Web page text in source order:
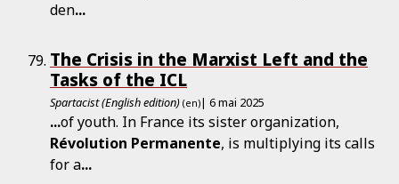
den...
The Crisis in the Marxist Left and the
Tasks of the ICL
Spartacist (English edition) (en)| 6 mai 2025
...of youth. In France its sister organization,
Révolution Permanente, is multiplying its calls
for a...